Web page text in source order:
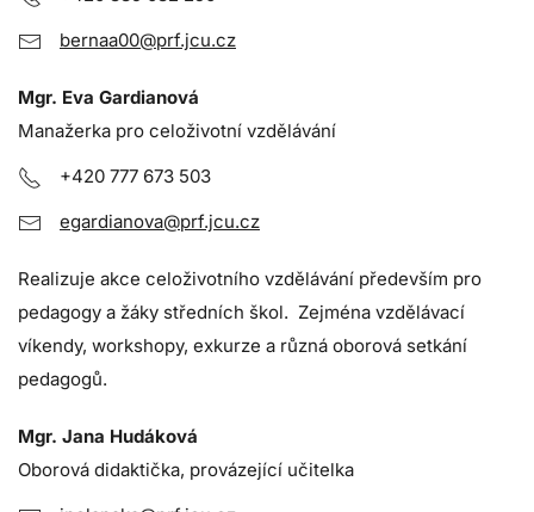
bernaa00@prf.jcu.cz
Mgr. Eva Gardianová
Manažerka pro celoživotní vzdělávání
+420 777 673 503
egardianova@prf.jcu.cz
Realizuje akce celoživotního vzdělávání především pro
pedagogy a žáky středních škol. Zejména vzdělávací
víkendy, workshopy, exkurze a různá oborová setkání
pedagogů.
Mgr. Jana Hudáková
Oborová didaktička, provázející učitelka